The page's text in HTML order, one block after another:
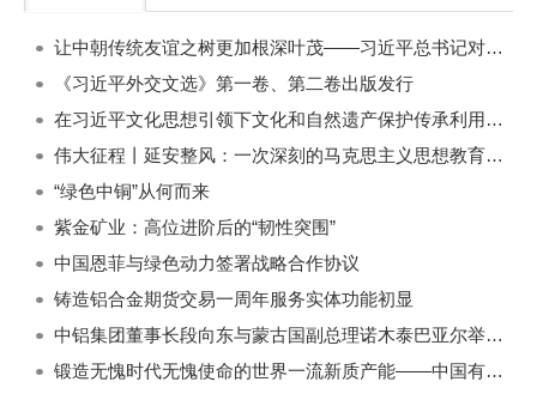
让中朝传统友谊之树更加根深叶茂——习近平总书记对朝鲜进行国事访问纪实
《习近平外交文选》第一卷、第二卷出版发行
在习近平文化思想引领下文化和自然遗产保护传承利用工作开创新局面
伟大征程丨延安整风：一次深刻的马克思主义思想教育运动
“绿色中铜”从何而来
紫金矿业：高位进阶后的“韧性突围”
中国恩菲与绿色动力签署战略合作协议
铸造铝合金期货交易一周年服务实体功能初显
中铝集团董事长段向东与蒙古国副总理诺木泰巴亚尔举行会谈
锻造无愧时代无愧使命的世界一流新质产能——中国有色金属工业的战略应对与破局之道（二）